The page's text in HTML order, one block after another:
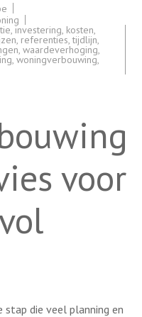
,investering, kosten,
, referenties,tijdlijn,
, waardeverhoging,
, woningverbouwing,
voor
stap die veel planning en